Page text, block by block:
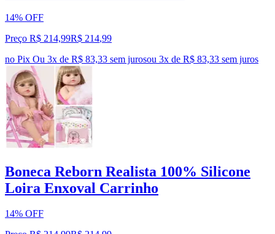
14% OFF
Preço R$ 214,99R$ 214,99
no Pix Ou 3x de R$ 83,33 sem jurosou 3x de R$ 83,33 sem juros
Boneca Reborn Realista 100% Silicone
Loira Enxoval Carrinho
14% OFF